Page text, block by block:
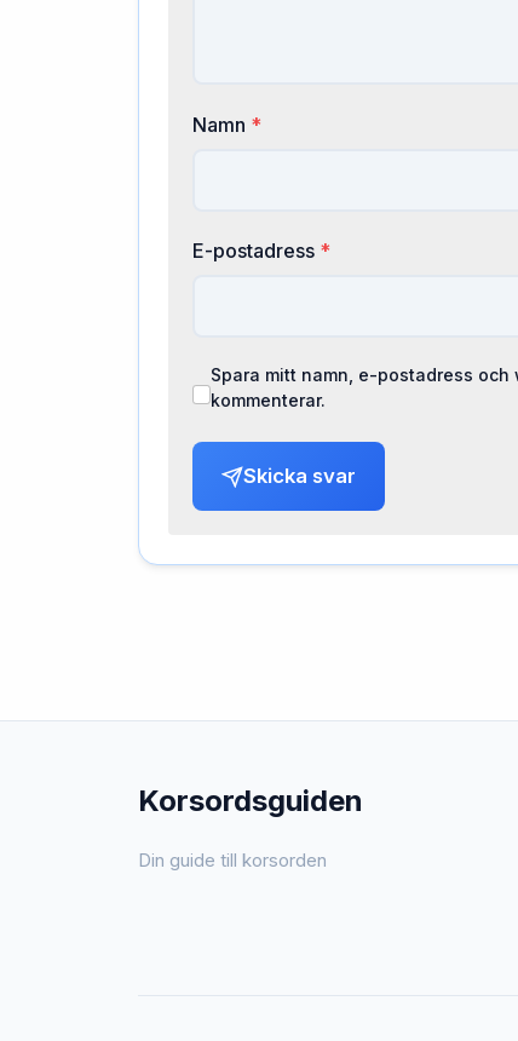
Namn *
E-postadress *
Spara mitt namn, e-postadress
kommenterar.
Skicka svar
Korsordsguiden
Din guide till korsorden